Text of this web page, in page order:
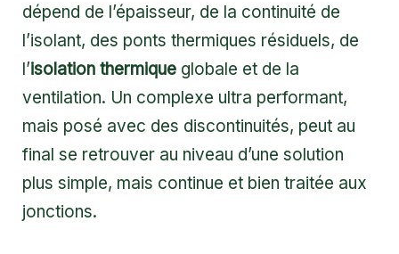
dépend de l’épaisseur, de la continuité de
l’isolant, des ponts thermiques résiduels, de
l’isolation thermique globale et de la
ventilation. Un complexe ultra performant,
mais posé avec des discontinuités, peut au
final se retrouver au niveau d’une solution
plus simple, mais continue et bien traitée aux
jonctions.